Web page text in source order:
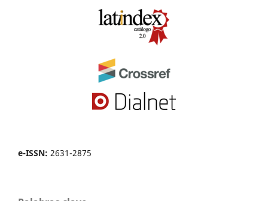
e-ISSN: 2631-2875